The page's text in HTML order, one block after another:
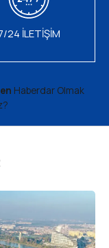
24 İLETİŞİM
Haberdar Olmak